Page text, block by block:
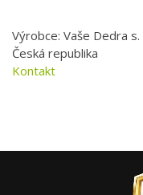
Výrobce: Vaše Dedra
Česká republika
Kontakt